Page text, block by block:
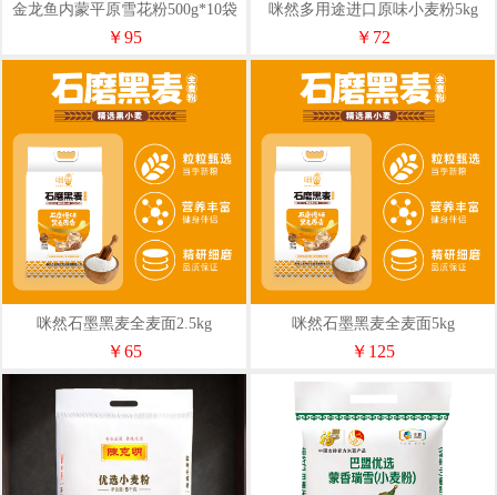
金龙鱼内蒙平原雪花粉500g*10袋
礼盒
￥95
咪然多用途进口原味小麦粉5kg
￥72
咪然石墨黑麦全麦面2.5kg
￥65
咪然石墨黑麦全麦面5kg
￥125